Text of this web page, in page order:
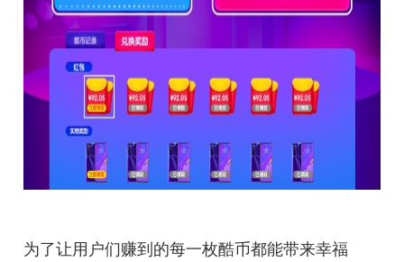
为了让用户们赚到的每一枚酷币都能带来幸福